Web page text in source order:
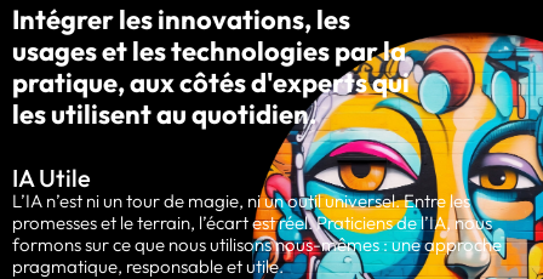
Intégrer les innovations, les
usages et les technologies par la
pratique, aux côtés d'experts qui
les utilisent au quotidien.
IA Utile
L’IA n’est ni un tour de magie, ni un outil universel. Entre les
promesses et le terrain, l’écart est réel. Praticiens de l’IA, nous
formons sur ce que nous utilisons nous-mêmes : une approche
pragmatique, responsable et utile.